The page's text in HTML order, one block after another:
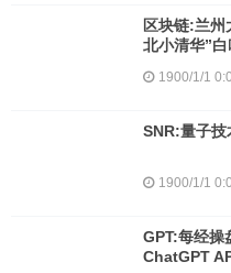
区块链:兰州
北小清华”白
1900/1/1
SNR:量子技
1900/1/1
GPT:每经操
ChatGPT